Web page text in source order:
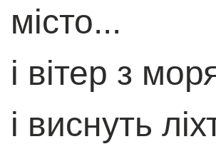
місто...
і вітер з
і виснуть